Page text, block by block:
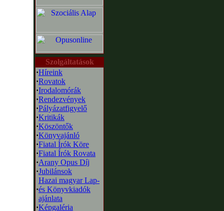
Szolgáltatások
·Híreink
·Rovatok
·Irodalomórák
·Rendezvények
·Pályázatfigyelő
·Kritikák
·Köszöntők
·Könyvajánló
·Fiatal Írók Köre
·Fiatal Írók Rovata
·Arany Opus Díj
·Jubilánsok
·
Hazai magyar Lap-
és Könyvkiadók
ajánlata
·Képgaléria